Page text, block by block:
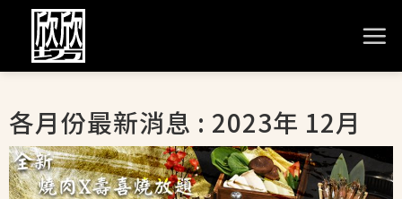
各月份最新消息 : 2023年 12月